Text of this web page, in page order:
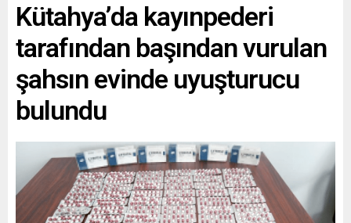
Kütahya’da kayınpederi
tarafından başından vurulan
şahsın evinde uyuşturucu
bulundu